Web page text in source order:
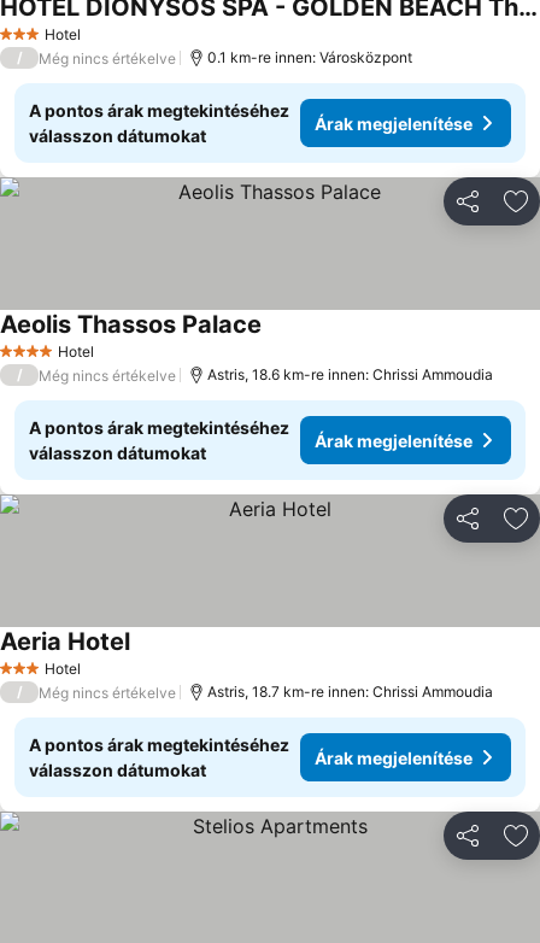
3 Kategória
Hotel
HOTEL DIONYSOS SPA - GOLDEN BEACH Thasos Island
/ Még nincs értékelve 0.1 km-re innen: Városközpont
A pontos árak megtekintéséhez
válasszon dátumokat
Árak megjelenítése
4 KategóriaHotel
Aeolis Thassos Palace
/ Még nincs értékelve Astris, 18.6 km-re innen: Chrissi Ammoudia
A pontos árak megtekintéséhez
válasszon dátumokat
Árak megjelenítése
3 Kategória
Hotel
Aeria Hotel
/ Még nincs értékelve Astris, 18.7 km-re innen: Chrissi Ammoudia
A pontos árak megtekintéséhez
válasszon dátumokat
Árak megjelenítése